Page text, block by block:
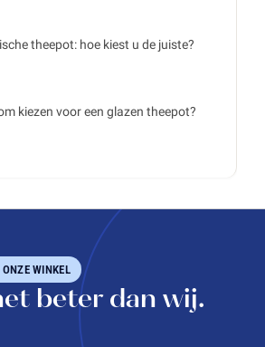
theepot: hoe kiest u de juiste?
kiezen voor een glazen theepot?
ONZE WINKEL
beter dan wij.